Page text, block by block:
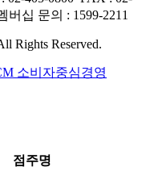
버십 문의 : 1599-2211
Rights Reserved.
소비자중심경영
점주명